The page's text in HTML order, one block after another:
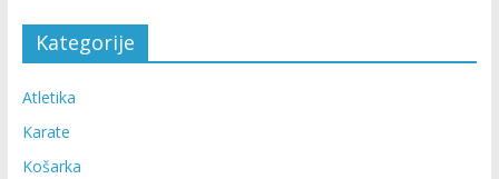
Kategorije
Atletika
Karate
Košarka